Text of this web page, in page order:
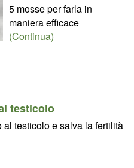
5 mosse per farla in
maniera efficace
(Continua)
testicolo
testicolo e salva la fertilità